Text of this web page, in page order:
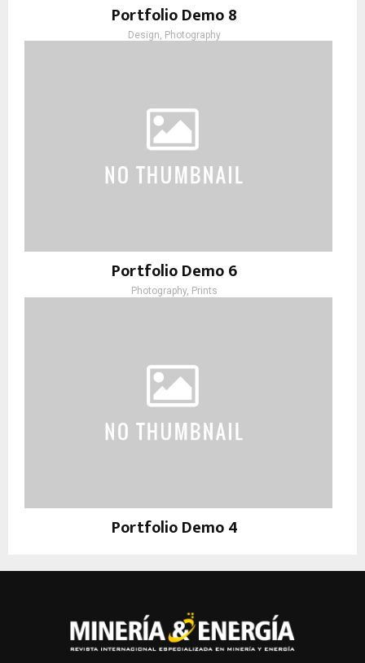
Portfolio Demo 8
Design, Photography
Portfolio Demo 6
Photography, Prints
Portfolio Demo 4